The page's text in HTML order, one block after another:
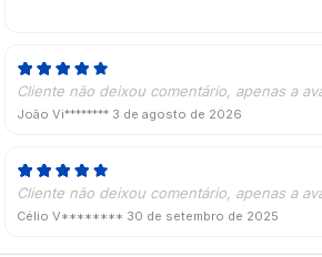
Cliente não deixou comentário, apenas a
João Vi******** 3 de agosto de 2026
Cliente não deixou comentário, apenas a
Célio V******** 30 de setembro de 2025